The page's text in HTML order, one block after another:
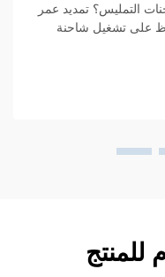
تمديد عمر
شاحنة